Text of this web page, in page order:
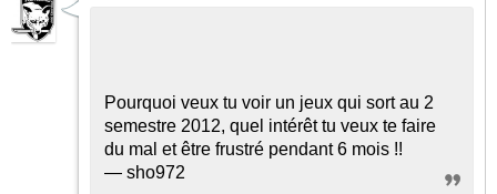
Pourquoi veux tu voir un jeux qui sort au 2
semestre 2012, quel intérêt tu veux te faire
du mal et être frustré pendant 6 mois !!
— sho972